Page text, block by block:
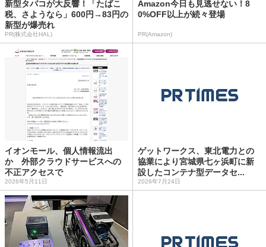
新型タバコが大反響！「たばこ
税、さようなら」600円→83円の
新型が爆売れ
PR(株式会社HAL)
Amazon今日も見逃せない！8
0%OFF以上が続々登場
PR(Amazon)
イオンモール、個人情報流出
か 外部クラウドサービスへの
不正アクセスで
2026年5月11日
ゲットワークス、東北電力との
協業により宮城県七ヶ浜町に新
設したコンテナ型データセ...
2026年7月24日